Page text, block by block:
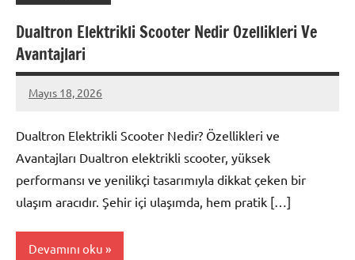
Dualtron Elektrikli Scooter Nedir Ozellikleri Ve
Avantajlari
Mayıs 18, 2026
admin
Yorum
Dualtron Elektrikli Scooter Nedir? Özellikleri ve
Avantajları Dualtron elektrikli scooter, yüksek
performansı ve yenilikçi tasarımıyla dikkat çeken bir
ulaşım aracıdır. Şehir içi ulaşımda, hem pratik […]
Devamını oku